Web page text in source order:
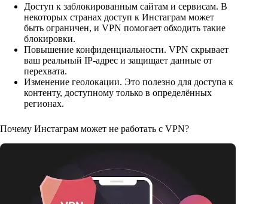
Доступ к заблокированным сайтам и сервисам. В
некоторых странах доступ к Инстаграм может
быть ограничен, и VPN помогает обходить такие
блокировки.
Повышение конфиденциальности. VPN скрывает
ваш реальный IP-адрес и защищает данные от
перехвата.
Изменение геолокации. Это полезно для доступа к
контенту, доступному только в определённых
регионах.
Почему Инстаграм может не работать с VPN?